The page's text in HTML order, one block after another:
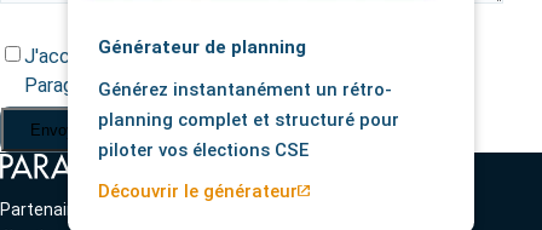
*
J'accepte que mes données soient traitées par
Paragon
Générateur de planning
Générez instantanément un rétro-
planning complet et structuré pour
piloter vos élections CSE
Découvrir le générateur
Partenaire de confiance et de référence pour vos